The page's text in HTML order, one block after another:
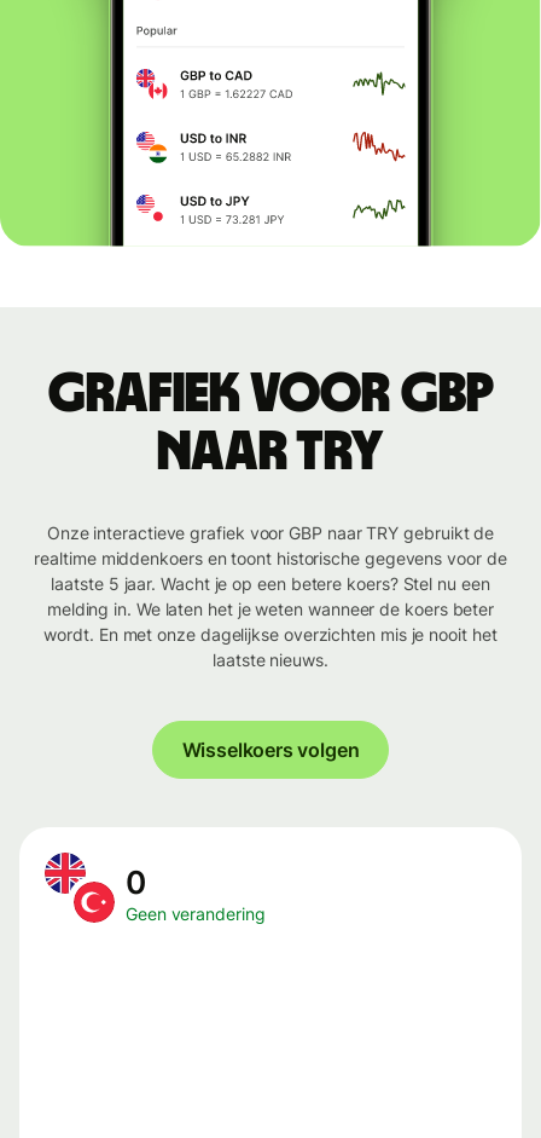
Grafiek voor GBP
naar TRY
Onze interactieve grafiek voor GBP naar TRY gebruikt de
realtime middenkoers en toont historische gegevens voor de
laatste 5 jaar. Wacht je op een betere koers? Stel nu een
melding in. We laten het je weten wanneer de koers beter
wordt. En met onze dagelijkse overzichten mis je nooit het
laatste nieuws.
Wisselkoers volgen
0
Geen verandering